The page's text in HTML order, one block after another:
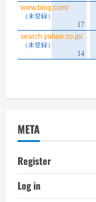
META
Register
Log in